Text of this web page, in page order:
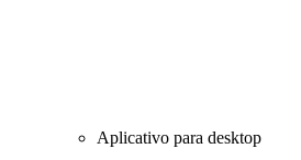
Aplicativo para desktop